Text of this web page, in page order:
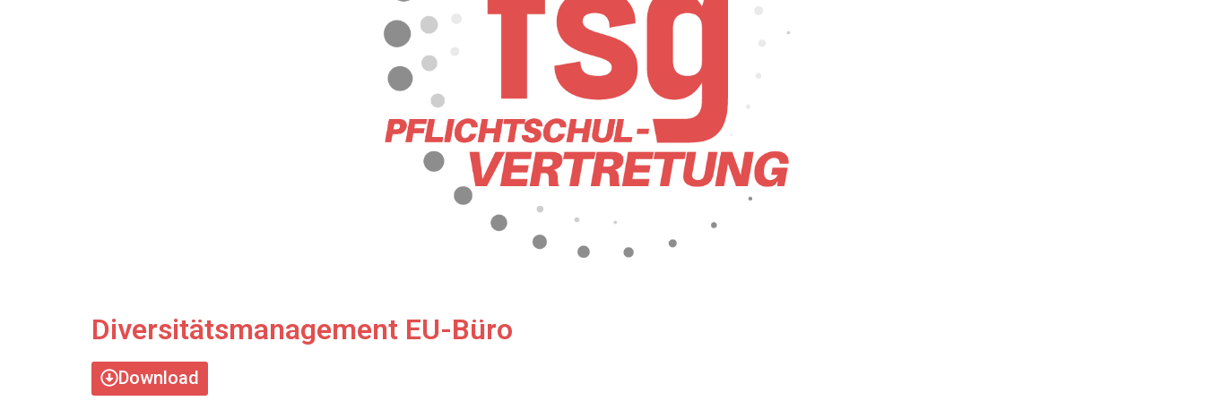
Diversitätsmanagement EU-Büro
Download